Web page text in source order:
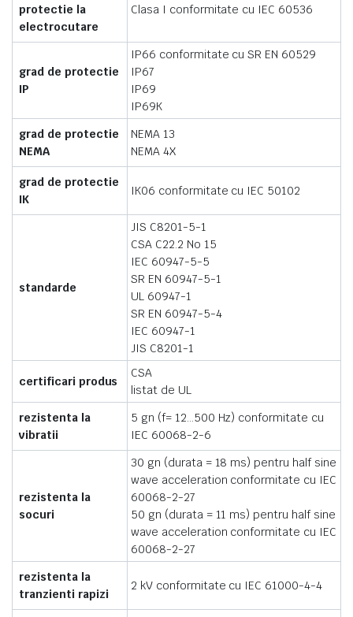
protectie la
electrocutare
Clasa I conformitate cu IEC 60536
grad de protectie
IP
IP66 conformitate cu SR EN 60529
IP67
IP69
IP69K
grad de protectie
NEMA
NEMA 13
NEMA 4X
grad de protectie
IK
IK06 conformitate cu IEC 50102
standarde
JIS C8201-5-1
CSA C22.2 No 15
IEC 60947-5-5
SR EN 60947-5-1
UL 60947-1
SR EN 60947-5-4
IEC 60947-1
JIS C8201-1
certificari produs
CSA
listat de UL
rezistenta la
vibratii
5 gn (f= 12…500 Hz) conformitate cu
IEC 60068-2-6
rezistenta la
socuri
30 gn (durata = 18 ms) pentru half sine
wave acceleration conformitate cu IEC
60068-2-27
50 gn (durata = 11 ms) pentru half sine
wave acceleration conformitate cu IEC
60068-2-27
rezistenta la
tranzienti rapizi
2 kV conformitate cu IEC 61000-4-4